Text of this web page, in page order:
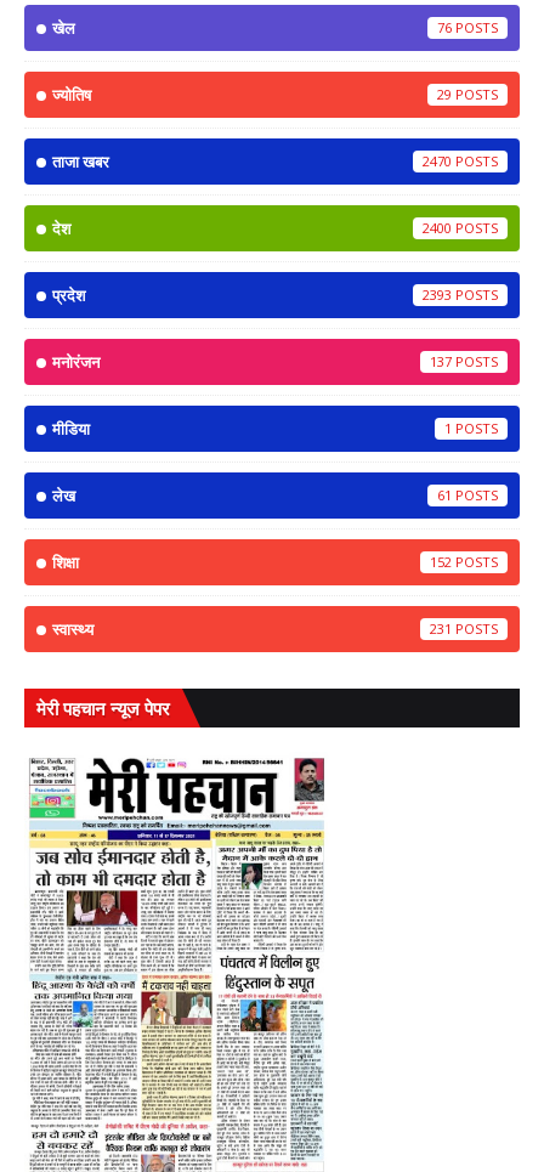
खेल 76
ज्योतिष 29
ताजा खबर 2470
देश 2400
प्रदेश 2393
मनोरंजन 137
मीडिया 1
लेख 61
शिक्षा 152
स्वास्थ्य 231
मेरी पहचान न्यूज पेपर